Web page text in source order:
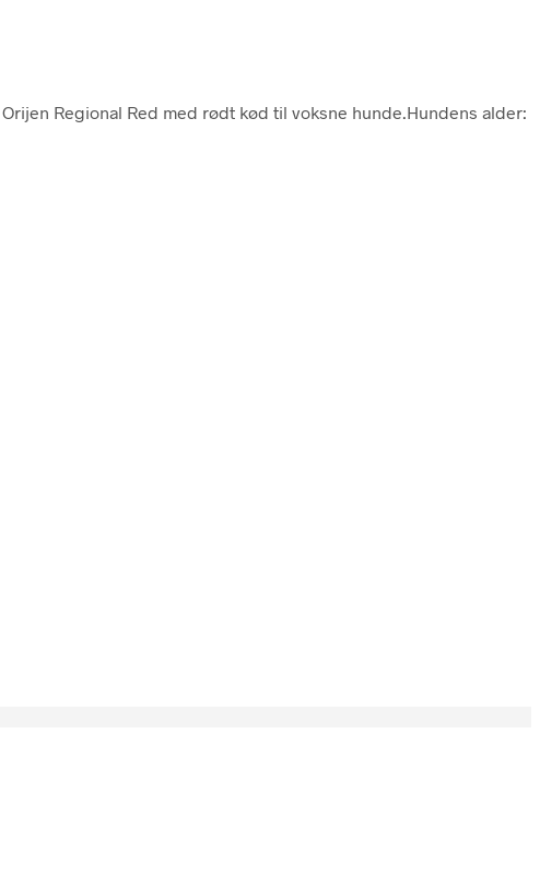
. Orijen Regional Red med rødt kød til voksne hunde.Hundens alder: